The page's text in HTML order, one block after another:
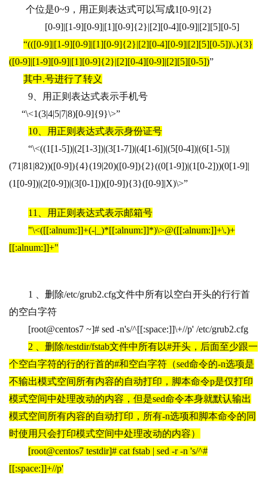
个位是0~9，用正则表达式可以写成1[0-9]{2}
[0-9]|[1-9][0-9]|[1][0-9]{2}|[2][0-4][0-9]|[2][5][0-5]
“(([0-9]|[1-9][0-9]|[1][0-9]{2}|[2][0-4][0-9]|[2][5][0-5])\.){3}
([0-9]|[1-9][0-9]|[1][0-9]{2}|[2][0-4][0-9]|[2][5][0-5])”
其中.号进行了转义
9 、用正则表达式表示手机号
“\<1(3|4|5|7|8)[0-9]{9}\>”
10 、用正则表达式表示身份证号
“\<((1[1-5])|(2[1-3])|(3[1-7])|(4[1-6])|(5[0-4])|(6[1-5])|
(71|81|82))([0-9]){4}(19|20)([0-9]){2}((0[1-9])|(1[0-2]))(0[1-9]|
(1[0-9])|(2[0-9])|(3[0-1]))([0-9]){3}([0-9]|X)\>”
11
、用正则表达式表示邮箱号
"\<([[:alnum:]]+(-|_)*[[:alnum:]]*)\>@([[:alnum:]]+\.)+
[[:alnum:]]+"
1
、删除/etc/grub2.cfg文件中所有以空白开头的行行首
的空白字符
[root@centos7 ~]# sed -n's/^[[:space:]]\+//p' /etc/grub2.cfg
2
、删除/testdir/fstab文件中所有以#开头，后面至少跟一
个空白字符的行的行首的#和空白字符（sed命令的-n选项是
不输出模式空间所有内容的自动打印，脚本命令p是仅打印
模式空间中处理改动的内容，但是sed命令本身就默认输出
模式空间所有内容的自动打印，所有-n选项和脚本命令的同
时使用只会打印模式空间中处理改动的内容）
[root@centos7 testdir]# cat fstab | sed -r -n 's/^#
[[:space:]]+//p'